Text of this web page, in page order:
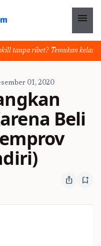
menu
tanpa ribet? Temukan kelas
01, 2020
Beli
ios_share bookmark_add